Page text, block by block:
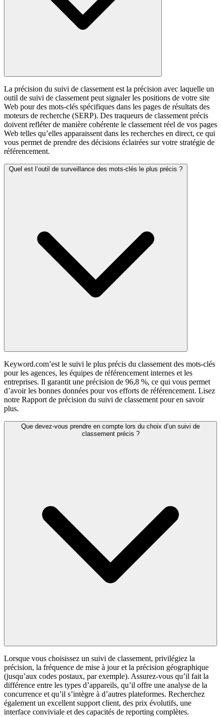
La précision du suivi de classement est la précision avec laquelle un
outil de suivi de classement peut signaler les positions de votre site
Web pour des mots-clés spécifiques dans les pages de résultats des
moteurs de recherche (SERP). Des traqueurs de classement précis
doivent refléter de manière cohérente le classement réel de vos pages
Web telles qu’elles apparaissent dans les recherches en direct, ce qui
vous permet de prendre des décisions éclairées sur votre stratégie de
référencement.
Quel est l’outil de surveillance des mots-clés le plus précis ?
Keyword.com’est le suivi le plus précis du classement des mots-clés
pour les agences, les équipes de référencement internes et les
entreprises. Il garantit une précision de 96,8 %, ce qui vous permet
d’avoir les bonnes données pour vos efforts de référencement. Lisez
notre Rapport de précision du suivi de classement pour en savoir
plus.
Que devez-vous prendre en compte lors du choix d’un suivi de
classement précis ?
Lorsque vous choisissez un suivi de classement, privilégiez la
précision, la fréquence de mise à jour et la précision géographique
(jusqu’aux codes postaux, par exemple). Assurez-vous qu’il fait la
différence entre les types d’appareils, qu’il offre une analyse de la
concurrence et qu’il s’intègre à d’autres plateformes. Recherchez
également un excellent support client, des prix évolutifs, une
interface conviviale et des capacités de reporting complètes.